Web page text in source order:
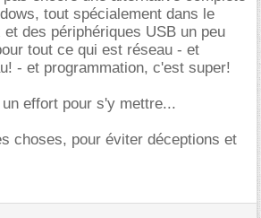
tout spécialement dans le
des périphériques USB un peu
tout ce qui est réseau - et
- et programmation, c'est super!
effort pour s'y mettre...
choses, pour éviter déceptions et